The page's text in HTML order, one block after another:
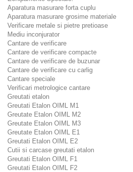
Aparatura masurare forta cuplu
Aparatura masurare grosime materiale
Verificare metale si pietre pretioase
Mediu inconjurator
Cantare de verificare
Cantare de verificare compacte
Cantare de verificare de buzunar
Cantare de verificare cu carlig
Cantare speciale
Verificari metrologice cantare
Greutati etalon
Greutati Etalon OIML M1
Greutate Etalon OIML M2
Greutate Etalon OIML M3
Greutate Etalon OIML E1
Greutati Etalon OIML E2
Cutii si carcase greutati etalon
Greutati Etalon OIML F1
Greutati Etalon OIML F2